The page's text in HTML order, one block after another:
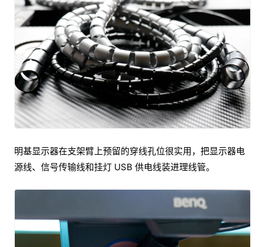
明基显示器在支架臂上预留的穿线孔位很实用，把显示器电
源线、信号传输线和挂灯 USB 供电线装进理线管。